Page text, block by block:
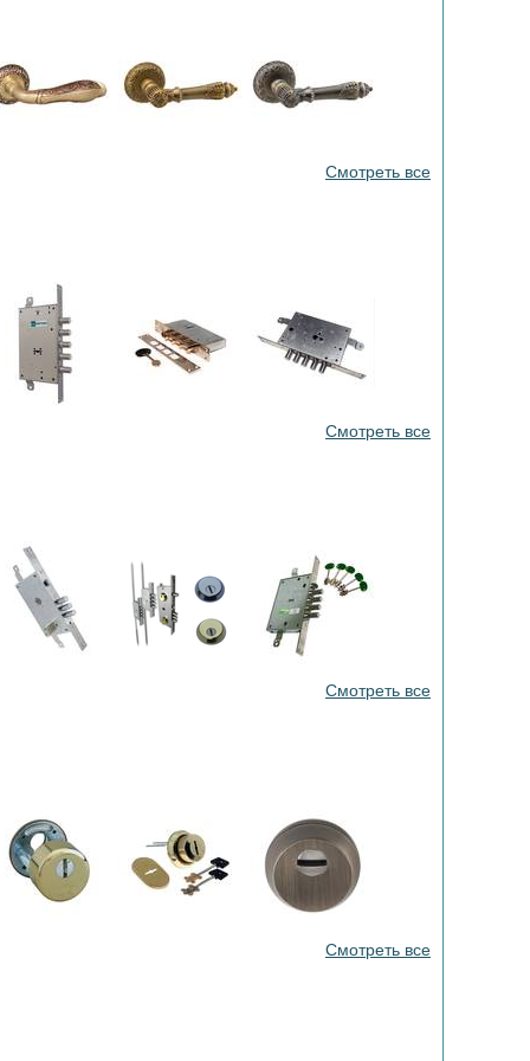
Смотреть все
Смотреть все
Смотреть все
Смотреть все